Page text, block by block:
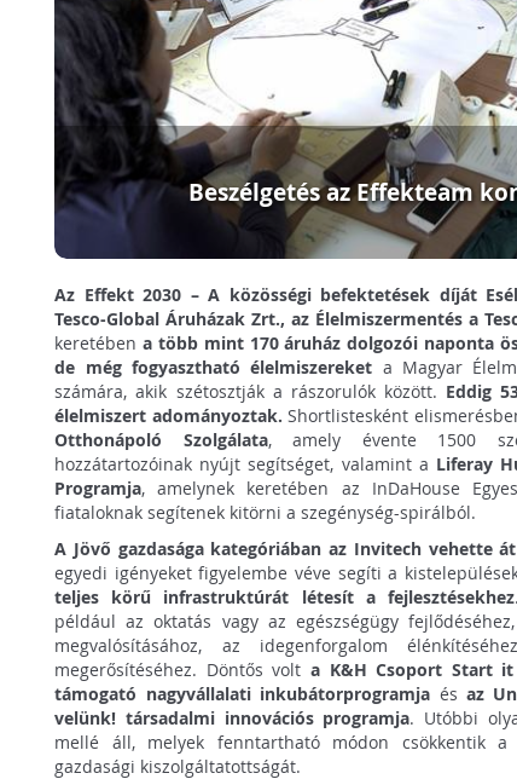
Beszélgetés az Effekteam
Az Effekt 2030 – A közösségi befektetések díját
Tesco-Global Áruházak Zrt., az Élelmiszermentés a
keretébena több mint 170 áruház dolgozói naponta
de még fogyasztható élelmiszereket a Magyar
számára, akik szétosztják a rászorulók között. Eddig
élelmiszert adományoztak. Shortlistesként
Otthonápoló Szolgálata, amely évente 1500
hozzátartozóinak nyújt segítséget, valamint a Liferay
Programja, amelynek keretében az InDaHouse
fiataloknak segítenek kitörni a szegénység-spirálból.
A Jövő gazdasága kategóriában az Invitech vehette
egyedi igényeket figyelembe véve segíti a
teljes körű infrastruktúrát létesít a fejlesztésekhez
például az oktatás vagy az egészségügy
megvalósításához, az idegenforgalom
megerősítéséhez. Döntős volt a K&H Csoport Start
támogató nagyvállalati inkubátorprogramja és az
velünk! társadalmi innovációs programja. Utóbbi
mellé áll, melyek fenntartható módon csökkentik a
gazdasági kiszolgáltatottságát.